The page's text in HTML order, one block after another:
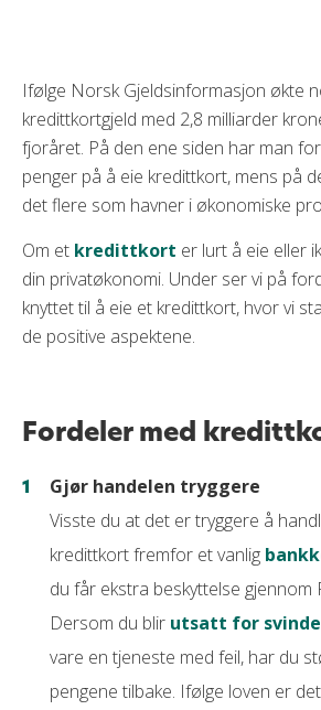
Oppsummering
Ofte stilte spørsmål
Ifølge Norsk Gjeldsinformasjon økte
kredittkortgjeld med 2,8 milliarder
fjoråret. På den ene siden har man
penger på å eie kredittkort, mens på
det flere som havner i økonomiske
Om et kredittkort er lurt å eie eller
din privatøkonomi. Under ser vi på
knyttet til å eie et kredittkort, hvor vi
de positive aspektene.
Fordeler med
Gjør handelen tryggere
Visste du at det er tryggere å
kredittkort fremfor et vanlig
du får ekstra beskyttelse gjennom
Dersom du blir utsatt for
vare en tjeneste med feil, har du
pengene tilbake. Ifølge loven er